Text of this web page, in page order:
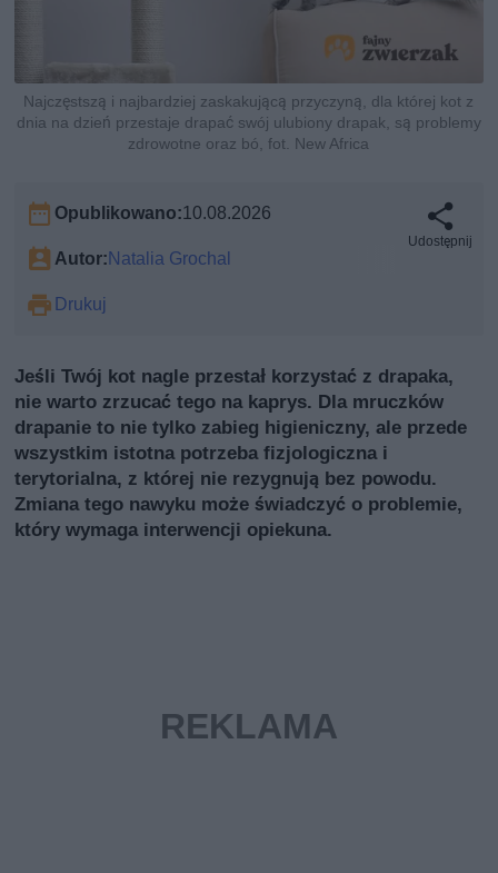
Najczęstszą i najbardziej zaskakującą przyczyną, dla której kot z
dnia na dzień przestaje drapać swój ulubiony drapak, są problemy
zdrowotne oraz bó, fot. New Africa
Opublikowano:10.08.2026
Autor:Natalia Grochal
Drukuj
Udostępnij
Jeśli Twój kot nagle przestał korzystać z drapaka,
nie warto zrzucać tego na kaprys. Dla mruczków
drapanie to nie tylko zabieg higieniczny, ale przede
wszystkim istotna potrzeba fizjologiczna i
terytorialna, z której nie rezygnują bez powodu.
Zmiana tego nawyku może świadczyć o problemie,
który wymaga interwencji opiekuna.